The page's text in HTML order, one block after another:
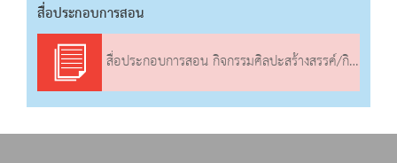
สื่อประกอบการสอน
สื่อประกอบการสอน กิจกรรมศิลปะสร้างสรรค์/กิจกรรมเล่นตามมุม